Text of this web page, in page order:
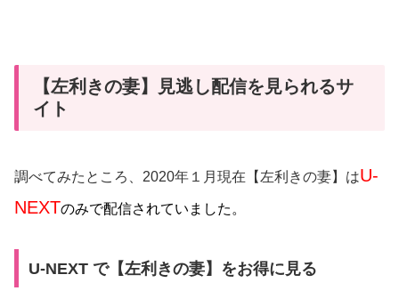
【左利きの妻】見逃し配信を見られるサ
イト
調べてみたところ、2020年１月現在【左利きの妻】はU-
NEXTのみで配信されていました。
U-NEXT で【左利きの妻】をお得に見る